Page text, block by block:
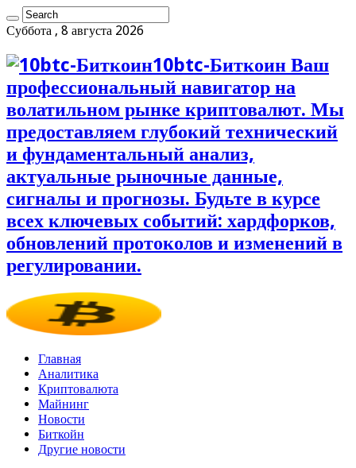
Суббота , 8 августа 2026
10btc-Биткоин Ваш
профессиональный навигатор на
волатильном рынке криптовалют. Мы
предоставляем глубокий технический
и фундаментальный анализ,
актуальные рыночные данные,
сигналы и прогнозы. Будьте в курсе
всех ключевых событий: хардфорков,
обновлений протоколов и изменений в
регулировании.
Главная
Аналитика
Криптовалюта
Майнинг
Новости
Биткойн
Другие новости